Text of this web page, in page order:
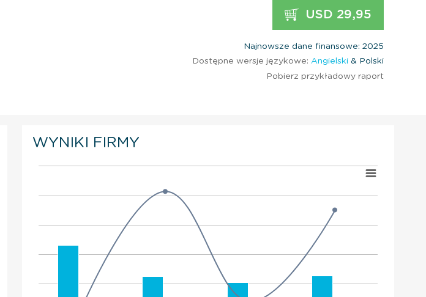
USD 29,95
Najnowsze dane finansowe: 2025
Dostępne wersje językowe: Angielski & Polski
Pobierz przykładowy raport
WYNIKI FIRMY